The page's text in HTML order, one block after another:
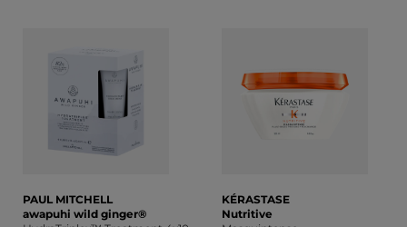
PAUL MITCHELL
awapuhi wild ginger®
KÉRASTASE
Nutritive